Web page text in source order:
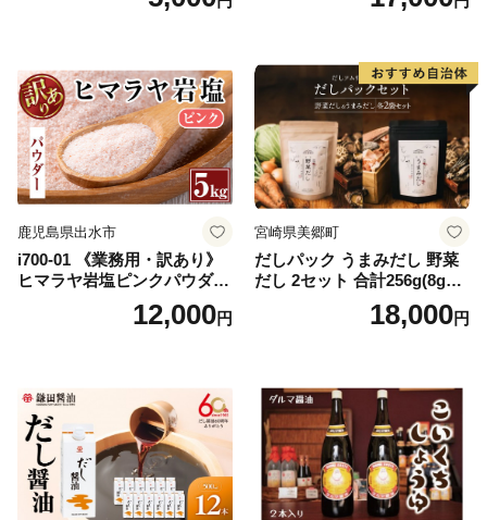
ブ】
鹿児島県出水市
i700-01 《業務用・訳あり》
ヒマラヤ岩塩ピンクパウダー
タイプ(5kg) 岩塩 塩 調味料
しお 保存料不使用 天然 パウ
ティースマイル】
12,000円
宮崎県美郷町
だしパック うまみだし 野菜
だし 2セット 合計256g(8g×8
パック×2種×2セット) [岡田商
店 宮崎県 美郷町 31ac0069]
18,000円